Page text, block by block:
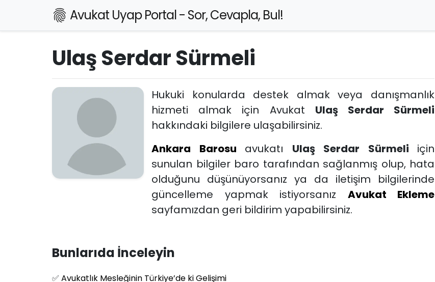
Avukat Uyap Portal - Sor, Cevapla, Bul!
Ulaş Serdar Sürmeli
Hukuki konularda destek almak veya danışmanlık
hizmeti almak için Avukat Ulaş Serdar Sürmeli
hakkındaki bilgilere ulaşabilirsiniz.
Ankara Barosu
avukatı Ulaş Serdar Sürmeli için
sunulan bilgiler baro tarafından sağlanmış olup, hata
olduğunu düşünüyorsanız ya da iletişim bilgilerinde
güncelleme yapmak istiyorsanız Avukat Ekleme
sayfamızdan geri bildirim yapabilirsiniz.
Bunlarıda İnceleyin
✅ Avukatlık Mesleğinin Türkiye’de ki Gelişimi